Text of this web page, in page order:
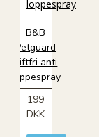
B&B
Petguard
giftfri anti
loppespray
199
DKK